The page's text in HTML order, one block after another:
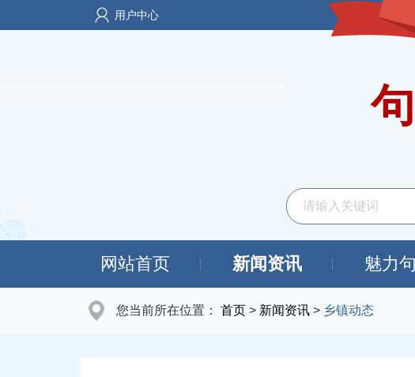
用户中心
网站首页 新闻资讯 魅力
您当前所在位置： 首页 > 新闻资讯 > 乡镇动态